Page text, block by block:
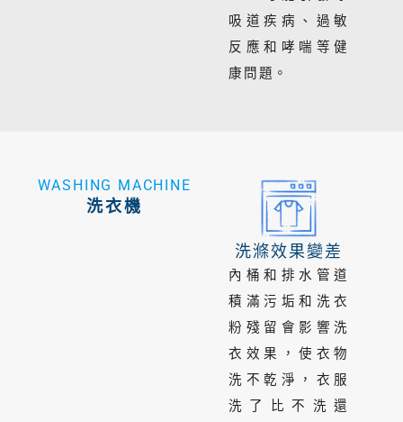
吸道疾病、過敏
反應和哮喘等健
康問題。
WASHING MACHINE
洗衣機
洗滌效果變差
內桶和排水管道
積滿污垢和洗衣
粉殘留會影響洗
衣效果，使衣物
洗不乾淨，衣服
洗了比不洗還